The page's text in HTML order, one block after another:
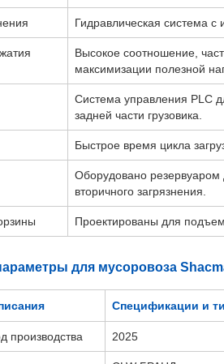
Гидравлическая система с
Высокое соотношение,
максимизации полезной
Система управления PLC
задней части грузовика.
Быстрое время цикла
Оборудовано резервуаром
вторичного загрязнения.
Проектированы для
для мусоровоза
Спецификации и
производства 2025